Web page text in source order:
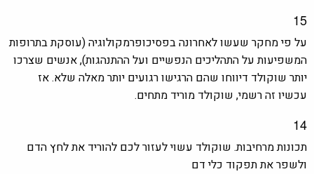
15
על פי מחקר שעשו לאחרונה בפסיכופרמקולוגיה (עוסקת בתרופות
המשפיעות על התהליכים הנפשיים ועל ההתנהגות), אנשים שצרכו
יותר שוקולד דיווחו שהם הרגישו רגועים יותר מאלה שלא. אז
עכשיו זה רשמי, שוקולד מוריד מתחים.
14
תכונות מרחיבות. שוקולד עשוי לעזור לכם להוריד את לחץ הדם
ולשפר את תפקוד כלי דם